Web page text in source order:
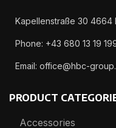
Kapellenstraße 30 4664
Phone: +43 680 13 19
Email: office@hbc-
PRODUCT
Accessories